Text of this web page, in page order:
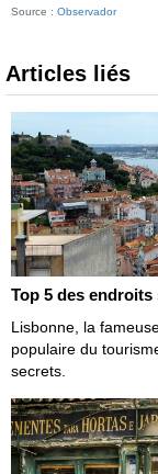
Source : Observador
Articles liés
Top 5 des
Lisbonne, la
populaire du
secrets.